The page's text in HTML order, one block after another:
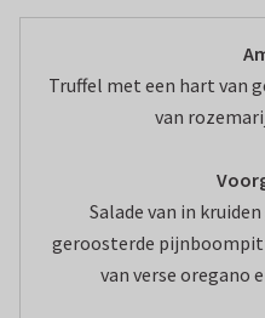
Truffel met een hart van
van
Salade van in
geroosterde
van verse oregano